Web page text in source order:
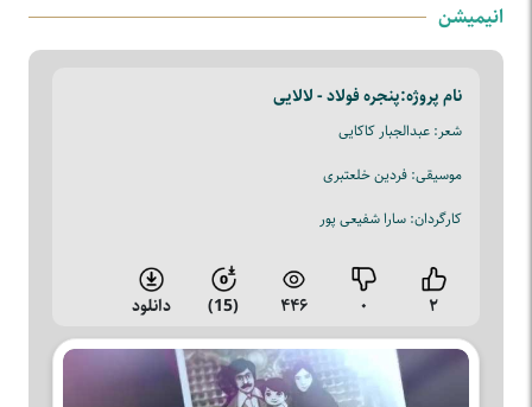
انیمیشن
نام پروژه:پنجره فولاد - لالایی
شعر: عبدالجبار کاکایی
موسیقی: فردین خلعتبری
کارگردان: سارا شفیعی پور
۲ ۰ ۴۴۶ (15) دانلود